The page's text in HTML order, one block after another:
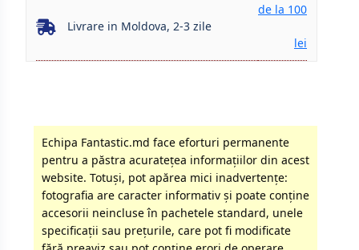
Livrare in Moldova, 2-3 zile
de la 100
lei
Echipa Fantastic.md face eforturi permanente
pentru a păstra acurateţea informaţiilor din acest
website. Totuși, pot apărea mici inadvertenţe:
fotografia are caracter informativ şi poate conţine
accesorii neincluse în pachetele standard, unele
specificaţii sau preţurile, care pot fi modificate